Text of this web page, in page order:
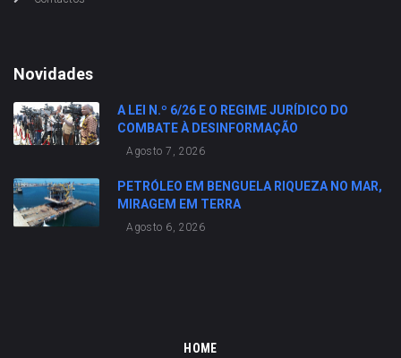
Novidades
A LEI N.º 6/26 E O REGIME JURÍDICO DO
COMBATE À DESINFORMAÇÃO
Agosto 7, 2026
PETRÓLEO EM BENGUELA RIQUEZA NO MAR,
MIRAGEM EM TERRA
Agosto 6, 2026
HOME